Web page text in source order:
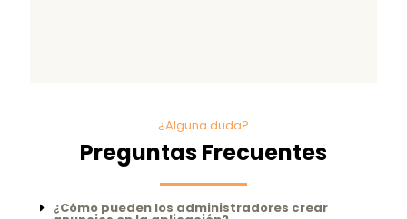
¿Alguna duda?
Preguntas Frecuentes
¿Cómo pueden los administradores crear